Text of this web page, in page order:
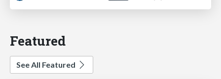
Featured
See All Featured